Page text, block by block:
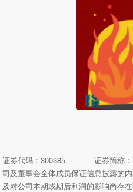
证券代码：300385 证券简称
司及董事会全体成员保证信息披露的
及对公司本期或期后利润的影响尚存